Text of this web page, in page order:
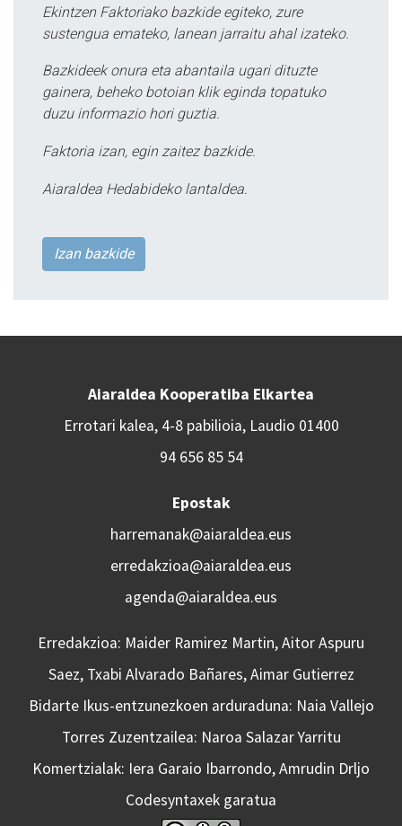
Ekintzen Faktoriako bazkide egiteko, zure
sustengua emateko, lanean jarraitu ahal izateko.
Bazkideek onura eta abantaila ugari dituzte
gainera, beheko botoian klik eginda topatuko
duzu informazio hori guztia.
Faktoria izan, egin zaitez bazkide.
Aiaraldea Hedabideko lantaldea.
Izan bazkide
Aiaraldea Kooperatiba Elkartea
Errotari kalea, 4-8 pabilioia, Laudio 01400
94 656 85 54
Epostak
harremanak@aiaraldea.eus
erredakzioa@aiaraldea.eus
agenda@aiaraldea.eus
Erredakzioa: Maider Ramirez Martin, Aitor Aspuru
Saez, Txabi Alvarado Bañares, Aimar Gutierrez
Bidarte Ikus-entzunezkoen arduraduna: Naia Vallejo
Torres Zuzentzailea: Naroa Salazar Yarritu
Komertzialak: Iera Garaio Ibarrondo, Amrudin Drljo
Codesyntaxek garatua